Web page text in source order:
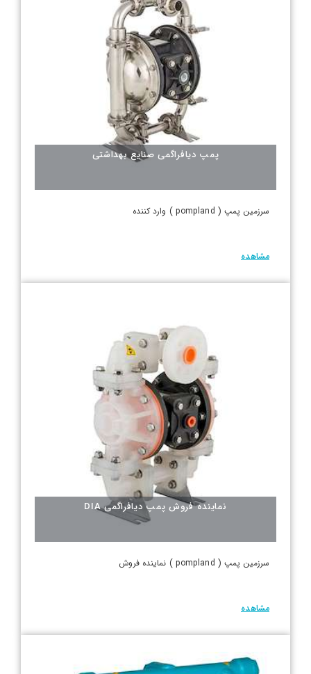
پمپ دیافراگمی صنایع بهداشتی
سرزمین پمپ ( pompland ) وارد کننده
مشاهده
نماینده فروش پمپ دیافراگمی DIA
سرزمین پمپ ( pompland ) نماینده فروش
مشاهده